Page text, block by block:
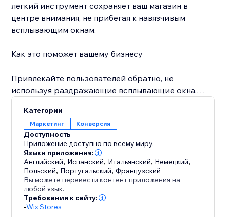
легкий инструмент сохраняет ваш магазин в
центре внимания, не прибегая к навязчивым
всплывающим окнам.
Как это поможет вашему бизнесу
Привлекайте пользователей обратно, не
используя раздражающие всплывающие окна.
акциях, чтобы увеличить количество завершенных
покупок.
Держите свой магазин видимым даже тогда, когда
клиенты просматривают другие вкладки.
Продвигайте продажи, сроки и специальные
предложения прямо в вкладке браузера.
Установите Browser Tab прямо сейчас, чтобы
вернуть посетителей, увеличить конверсии и
Категории
Маркетинг Конверсия
Доступность
Приложение доступно по всему миру.
Языки приложения:
Английский, Испанский, Итальянский, Немецкий,
Польский, Португальский,Французский
Вы можете перевести контент приложения на
любой язык.
Требования к сайту:
-Wix Stores